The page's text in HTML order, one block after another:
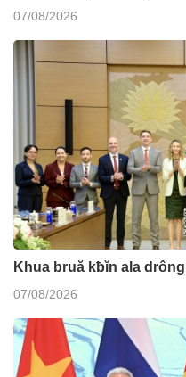
07/08/2026
Khua bruă kƀĭn ala
07/08/2026